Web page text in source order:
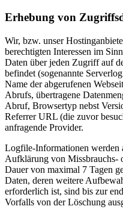
Erhebung von
Wir, bzw. unser
berechtigten Interessen im
Daten über jeden Zugriff auf
befindet (sogenannte
Name der abgerufenen
Abrufs, übertragene
Abruf, Browsertyp nebst
Referrer URL (die zuvor
anfragende Provider.
Logfile-Informationen werden
Aufklärung von Missbrauchs-
Dauer von maximal 7 Tagen
Daten, deren weitere
erforderlich ist, sind bis zur
Vorfalls von der Löschung